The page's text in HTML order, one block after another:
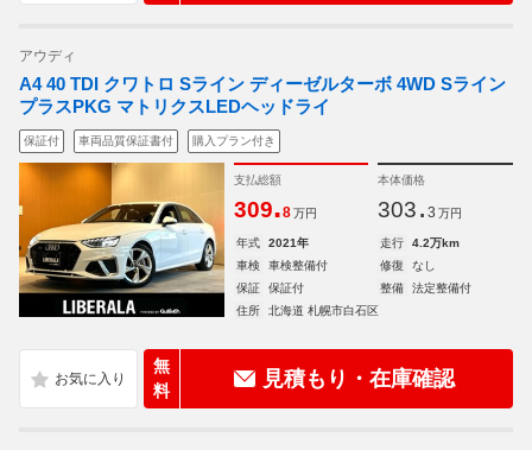
アウディ
A4 40 TDI クワトロ Sライン ディーゼルターボ 4WD Sライン
プラスPKG マトリクスLEDヘッドライ
保証付 車両品質保証書付 購入プラン付き
支払総額
309.8 万円
本体価格
303. 3 万円
年式 2021年 走行
4.2万km
車検
車検整備付 修復
なし
保証
保証付 整備
法定整備付
住所
北海道 札幌市白石区
無
料
見積もり・在庫確認